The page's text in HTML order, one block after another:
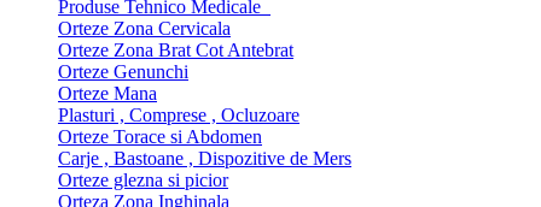
Produse Tehnico Medicale
Orteze Zona Cervicala
Orteze Zona Brat Cot Antebrat
Orteze Genunchi
Orteze Mana
Plasturi , Comprese , Ocluzoare
Orteze Torace si Abdomen
Carje , Bastoane , Dispozitive de Mers
Orteze glezna si picior
Orteza Zona Inghinala